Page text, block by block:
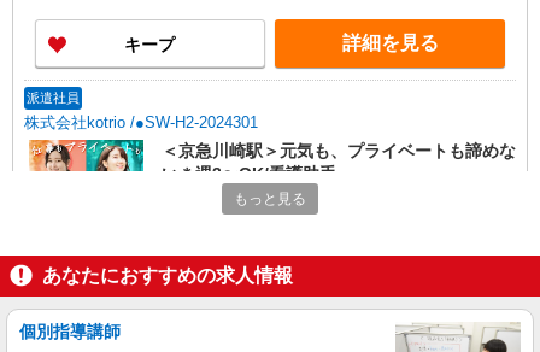
キープ 詳細を見る
派遣社員
株式会社kotrio /●SW-H2-2024301
＜京急川崎駅＞元気も、プライベートも諦めな
い＊週3〜OK/看護助手
時給1650円〜2312円 ＜日払い有/週払い有/交
川崎市川崎区内
キープ 詳細を見る
もっと見る
あなたにおすすめの求人情報
個別指導講師